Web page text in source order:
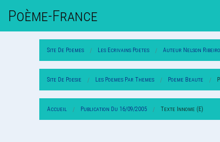
Poème-FrAnce
Site De Poemes Les Ecrivains Poetes Auteur Nelson Ribeiro
Site De Poesie Les Poemes Par Themes Poeme Beaute
Accueil Publication Du 16/09/2005 Texte Innome (E)